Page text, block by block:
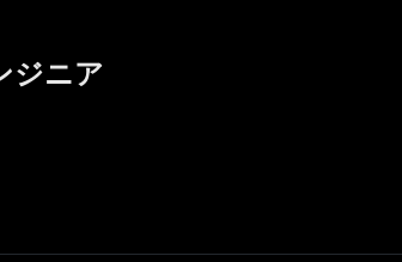
ジニア